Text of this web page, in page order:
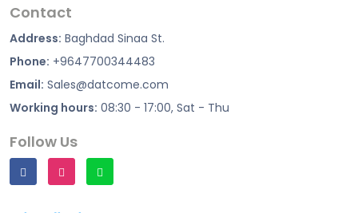
Contact
Address: Baghdad Sinaa St.
Phone: +9647700344483
Email: Sales@datcome.com
Working hours: 08:30 - 17:00, Sat - Thu
Follow Us